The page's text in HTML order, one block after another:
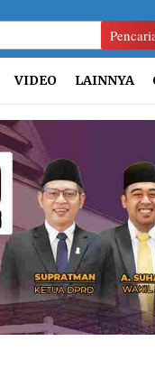
VIDEO LAINNYA